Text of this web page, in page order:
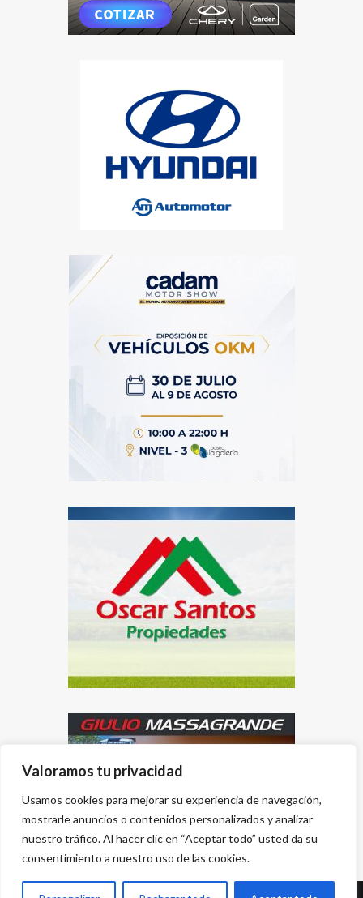
Valoramos tu privacidad
Usamos cookies para mejorar su experiencia de navegación,
mostrarle anuncios o contenidos personalizados y analizar
nuestro tráfico. Al hacer clic en “Aceptar todo” usted da su
consentimiento a nuestro uso de las cookies.